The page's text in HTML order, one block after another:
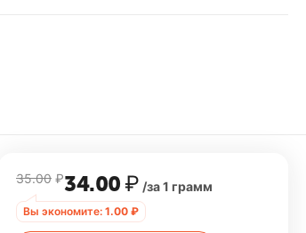
35.00 ₽34.00₽ /за 1 грамм
Вы экономите: 1.00 ₽